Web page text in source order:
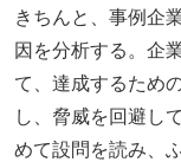
きちんと、事例企
因を分析する。企
て、達成するため
し、脅威を回避し
めて設問を読み、